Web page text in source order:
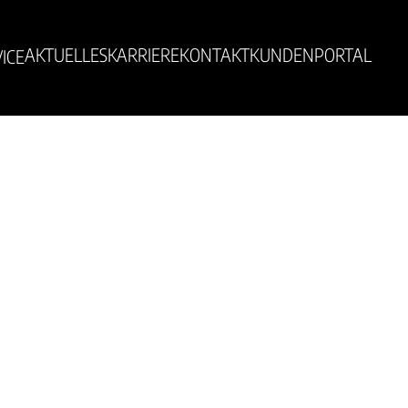
AKTUELLESKARRIEREKONTAKTKUNDENPORTAL